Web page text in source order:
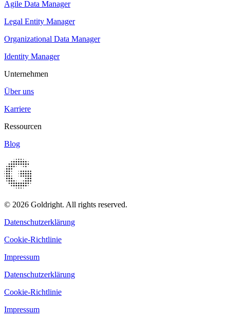
Agile Data Manager
Legal Entity Manager
Organizational Data Manager
Identity Manager
Unternehmen
Über uns
Karriere
Ressourcen
Blog
© 2026 Goldright. All rights reserved.
Datenschutzerklärung
Cookie-Richtlinie
Impressum
Datenschutzerklärung
Cookie-Richtlinie
Impressum